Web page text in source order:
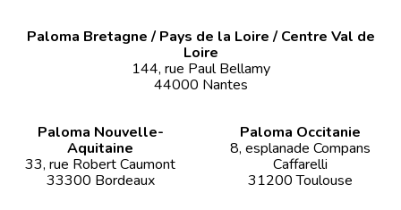
Paloma Bretagne / Pays de la Loire / Centre Val de
Loire
144, rue Paul Bellamy
44000 Nantes
Paloma Nouvelle-
Aquitaine
33, rue Robert Caumont
33300 Bordeaux
Paloma Occitanie
8, esplanade Compans
Caffarelli
31200 Toulouse